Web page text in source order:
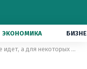
ЭКОНОМИКА
Вторая волна уже идет, а для некоторых стран она уже третья, – представитель ВОЗ